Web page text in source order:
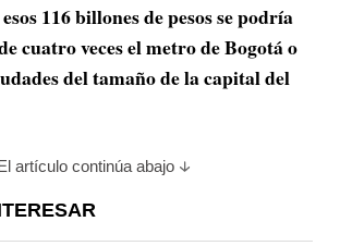
116 billones de pesos se podría
cuatro veces el metro de Bogotá o
del tamaño de la capital del
artículo continúa abajo